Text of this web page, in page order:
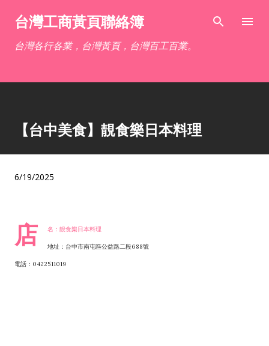
跳到主要內容
台灣工商黃頁聯絡簿
台灣各行各業，台灣黃頁，台灣百工百業。
【台中美食】靚食樂日本料理
6/19/2025
店 名：靚食樂日本料理
地址：台中市南屯區公益路二段688號
電話：0422511019